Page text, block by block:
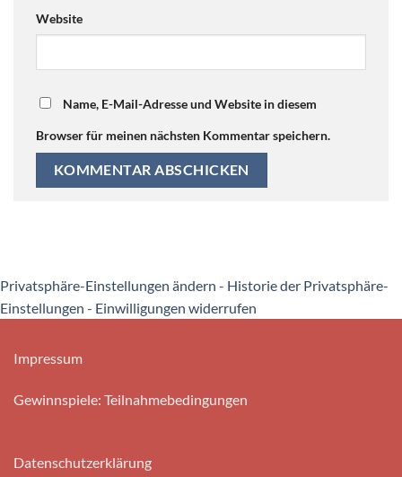
Website
Name, E-Mail-Adresse und Website in diesem
Browser für meinen nächsten Kommentar speichern.
Privatsphäre-Einstellungen ändern - Historie der Privatsphäre-
Einstellungen - Einwilligungen widerrufen
Impressum
Gewinnspiele: Teilnahmebedingungen
Datenschutzerklärung